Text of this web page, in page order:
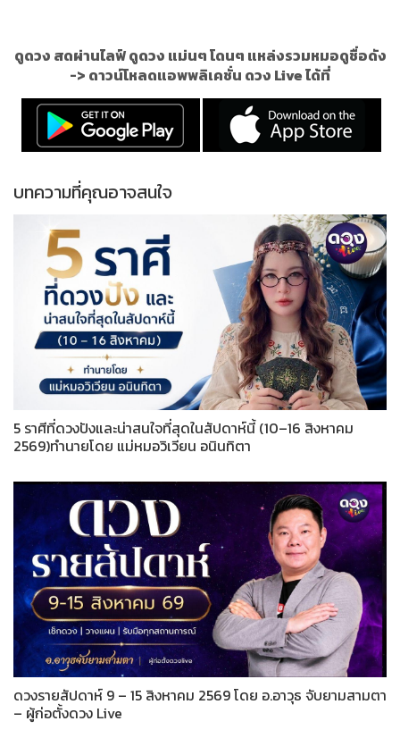
ดูดวง สดผ่านไลฟ์ ดูดวง แม่นๆ โดนๆ แหล่งรวมหมอดูชื่อดัง
-> ดาวน์โหลดแอพพลิเคชั่น ดวง Live ได้ที่
บทความที่คุณอาจสนใจ
5 ราศีที่ดวงปังและน่าสนใจที่สุดในสัปดาห์นี้ (10–16 สิงหาคม
2569)ทำนายโดย แม่หมอวิเวียน อนินทิตา
ดวงรายสัปดาห์ 9 – 15 สิงหาคม 2569 โดย อ.อาวุธ จับยามสามตา
– ผู้ก่อตั้งดวง Live